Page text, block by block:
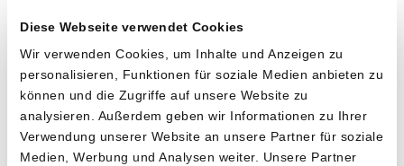
Diese Webseite verwendet Cookies
Wir verwenden Cookies, um Inhalte und Anzeigen zu
personalisieren, Funktionen für soziale Medien anbieten zu
können und die Zugriffe auf unsere Website zu
analysieren. Außerdem geben wir Informationen zu Ihrer
Verwendung unserer Website an unsere Partner für soziale
Medien, Werbung und Analysen weiter. Unsere Partner
Linguine aus «Timilia»
Hartweizen
von Cooperativa Valdibella aus Camporeale,